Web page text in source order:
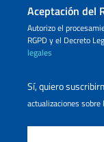
Aceptación del
Autorizo ​​el
RGPD y el Decreto
legales
Sí, quiero
actualizaciones